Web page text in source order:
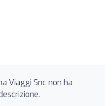
Viaggi Snc non ha